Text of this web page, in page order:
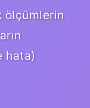
ölçümlerin
hata)